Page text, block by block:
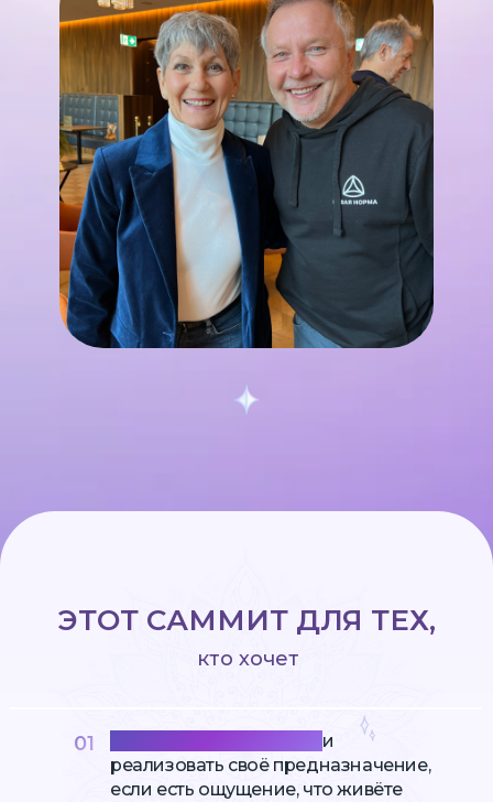
ЭТОТ САММИТ ДЛЯ ТЕХ,
кто хочет
01
и
реализовать своё предназначение,
если есть ощущение, что живёте